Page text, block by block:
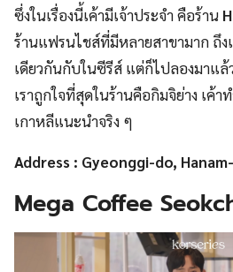
ซึ่งในเรื่องนี้เค้ามีเจ้าประจำ คือร้าน
ร้านแฟรนไชส์ที่มีหลายสาขามาก ถึง
เดียวกันกับในซีรีส์ แต่ก็ไปลองมาแ
เราถูกใจที่สุดในร้านคือกิมจิย่าง เค้
เกาหลีแนะนำจริง ๆ
Address : Gyeonggi-do,
Mega Coffee